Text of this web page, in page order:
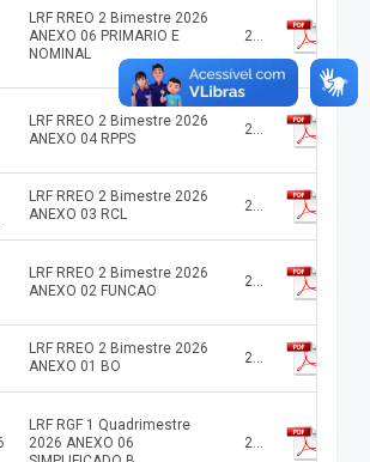
LRF RREO 2 Bimestre 2026
ANEXO 06 PRIMARIO E
NOMINAL
2026
LRF RREO 2 Bimestre 2026
ANEXO 04 RPPS
2026
LRF RREO 2 Bimestre 2026
ANEXO 03 RCL
2026
LRF RREO 2 Bimestre 2026
ANEXO 02 FUNCAO
2026
LRF RREO 2 Bimestre 2026
ANEXO 01 BO
2026
LRF RGF 1 Quadrimestre
2026 ANEXO 06
2026